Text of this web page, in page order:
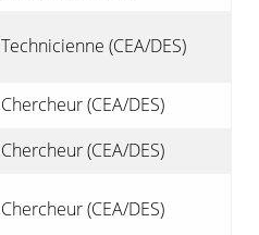
Technicienne (CEA/DES)
Chercheur (CEA/DES)
Chercheur (CEA/DES)
Chercheur (CEA/DES)